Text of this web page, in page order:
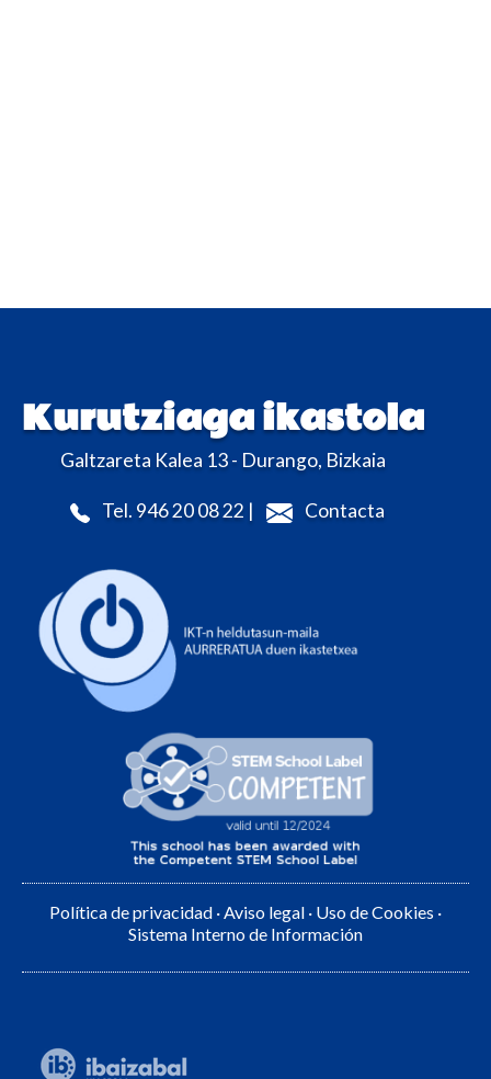
Kurutziaga ikastola
Galtzareta Kalea 13 - Durango, Bizkaia
Tel. 946 20 08 22 | Contacta
Política de privacidad ·Aviso legal · Uso de Cookies ·
Sistema Interno de Información